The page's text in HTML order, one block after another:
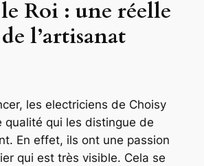
Roi : une réelle
l’artisanat
les electriciens de Choisy
qualité qui les distingue de
En effet, ils ont une passion
qui est très visible. Cela se